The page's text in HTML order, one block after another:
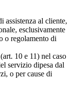
assistenza al cliente,
esclusivamente
o regolamento di
10 e 11) nel caso
servizio dipesa dal
o per cause di